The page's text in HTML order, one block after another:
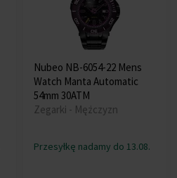
Nubeo NB-6054-22 Mens
Watch Manta Automatic
54mm 30ATM
Zegarki - Mężczyzn
Przesyłkę nadamy do 13.08.